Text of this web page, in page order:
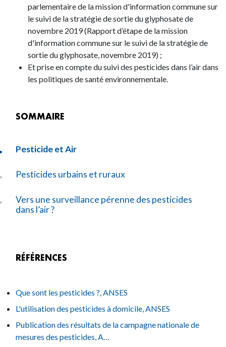
parlementaire de la mission d'information commune sur
le suivi de la stratégie de sortie du glyphosate de
novembre 2019 (Rapport d’étape de la mission
d'information commune sur le suivi de la stratégie de
sortie du glyphosate, novembre 2019) ;
Et prise en compte du suivi des pesticides dans l’air dans
les politiques de santé environnementale.
SOMMAIRE
Pesticide et Air
Pesticides urbains et ruraux
Vers une surveillance pérenne des pesticides
dans l’air ?
RÉFÉRENCES
Que sont les pesticides ?, ANSES
L'utilisation des pesticides à domicile, ANSES
Publication des résultats de la campagne nationale de
mesures des pesticides, A…